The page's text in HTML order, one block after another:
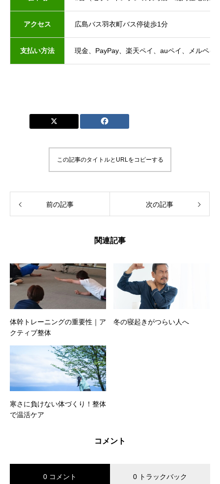
アクセス 広島バス羽衣町バス停徒歩1分
支払い方法 現金、PayPay、楽天ペイ、auペイ、メルペイ
この記事のタイトルとURLをコピーする
前の記事 次の記事
関連記事
体幹トレーニングの重要性｜ア
クティブ整体
冬の寝起きがつらい人へ
寒さに負けない体づくり！整体
で温活ケア
コメント
0 コメント 0 トラックバック